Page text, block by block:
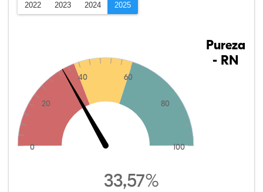
2022 2023 2024 2025
0
20
40 60
80
100
Pureza
- RN
33,57%